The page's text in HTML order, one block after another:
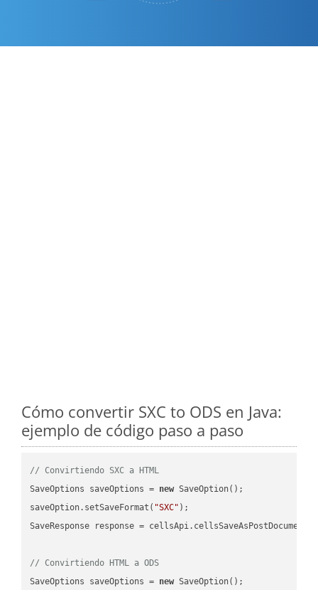
Cómo convertir SXC to ODS en Java:
ejemplo de código paso a paso
// Convirtiendo SXC a HTML
SaveOptions saveOptions = new SaveOption();
saveOption.setSaveFormat( "SXC" );
SaveResponse response =
// Convirtiendo HTML a ODS
SaveOptions saveOptions = new SaveOption();